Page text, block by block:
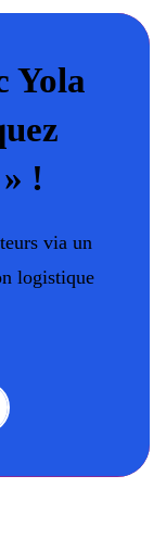
Yola
!
via un
logistique